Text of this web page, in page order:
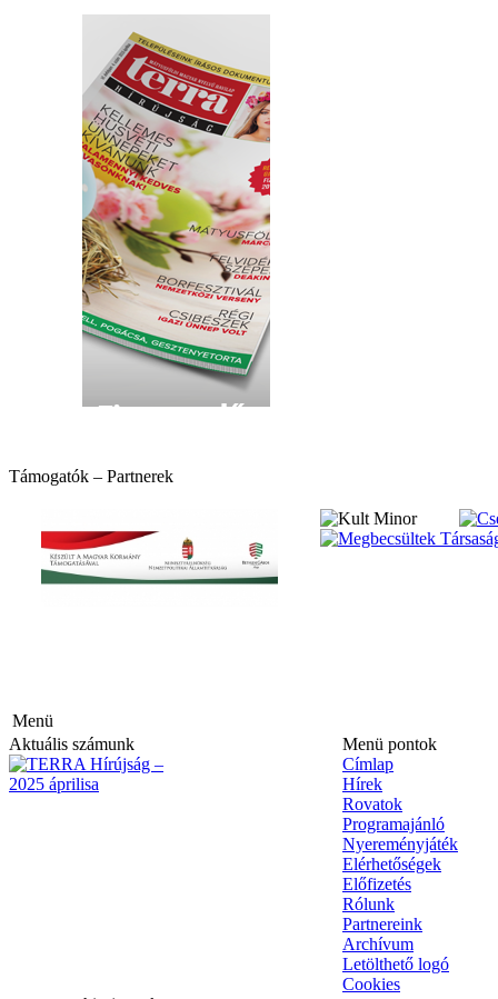
hirdetés
Támogatók – Partnerek
Menü
Aktuális számunk
Menü pontok
Címlap
Hírek
Rovatok
Programajánló
Nyereményjáték
Elérhetőségek
Előfizetés
Rólunk
Partnereink
Archívum
Letölthető logó
Cookies